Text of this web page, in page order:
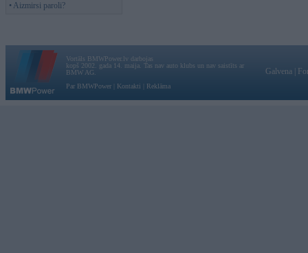
• Aizmirsi paroli?
Vortāls BMWPower.lv darbojas
kopš 2002. gada 14. maija. Tas nav auto klubs un nav saistīts ar
BMW AG.
Par BMWPower
Kontakti Reklāma
Galvena